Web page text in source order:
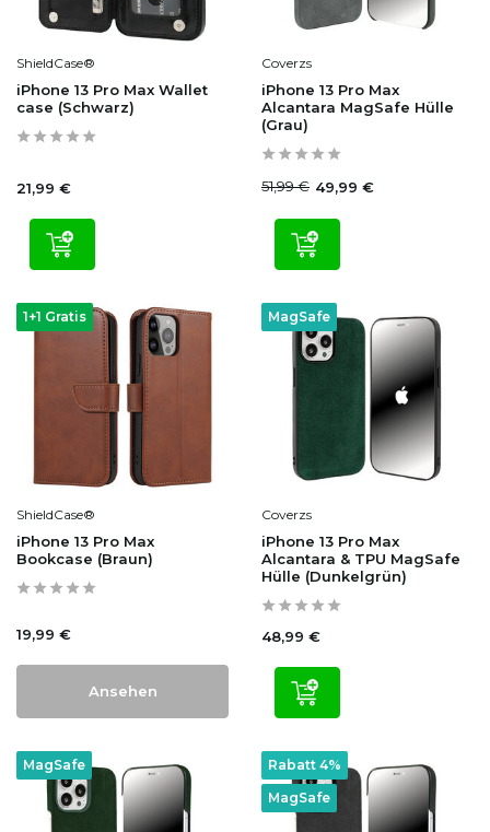
ShieldCase®
iPhone 13 Pro Max Wallet
case (Schwarz)
21,99 €
Coverzs
iPhone 13 Pro Max
Alcantara MagSafe Hülle
(Grau)
51,99 € 49,99 €
1+1 Gratis
ShieldCase®
iPhone 13 Pro Max
Bookcase (Braun)
19,99 €
Ansehen
MagSafe
Coverzs
iPhone 13 Pro Max
Alcantara & TPU MagSafe
Hülle (Dunkelgrün)
48,99 €
MagSafe
MagSafe
Rabatt 4%